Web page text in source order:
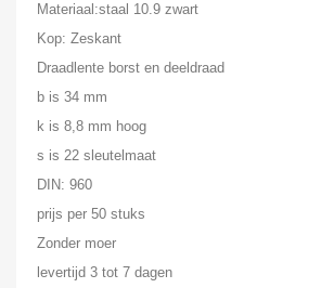
Materiaal:staal 10.9 zwart
Kop: Zeskant
Draadlente borst en deeldraad
b is 34 mm
k is 8,8 mm hoog
s is 22 sleutelmaat
DIN: 960
prijs per 50 stuks
Zonder moer
levertijd 3 tot 7 dagen